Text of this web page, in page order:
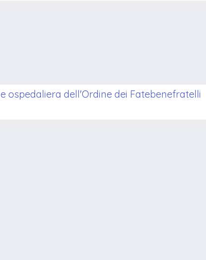
dell'Ordine dei Fatebenefratelli